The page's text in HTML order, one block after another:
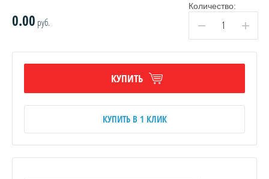
0.00 руб.
Количество:
− +
КУПИТЬ
КУПИТЬ В 1 КЛИК